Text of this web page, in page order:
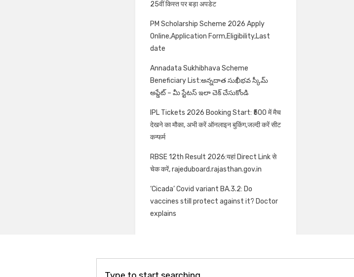
25वीं किस्त पर बड़ा अपडेट
PM Scholarship Scheme 2026 Apply
Online,Application Form,Eligibility,Last
date
Annadata Sukhibhava Scheme
Beneficiary List:అన్నదాత సుఖీభవ స్కీమ్
అప్డేట్ – మీ స్టేటస్ ఇలా చెక్ చేసుకోండి
IPL Tickets 2026 Booking Start: ₹500 में मैच
देखने का मौका, अभी करें ऑनलाइन बुकिंग,जल्दी करें सीट
कन्फर्म
RBSE 12th Result 2026:यहां Direct Link से
चेक करें, rajeduboard.rajasthan.gov.in
‘Cicada’ Covid variant BA.3.2: Do
vaccines still protect against it? Doctor
explains